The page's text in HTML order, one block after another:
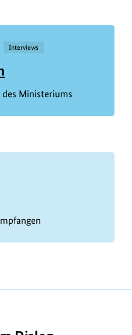
Interviews
Ministeriums